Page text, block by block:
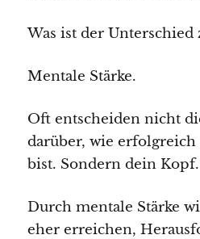
Was ist der Unterschied
Mentale Stärke.
Oft entscheiden nicht
darüber, wie
bist. Sondern dein Kopf.
Durch mentale Stärke
eher erreichen,